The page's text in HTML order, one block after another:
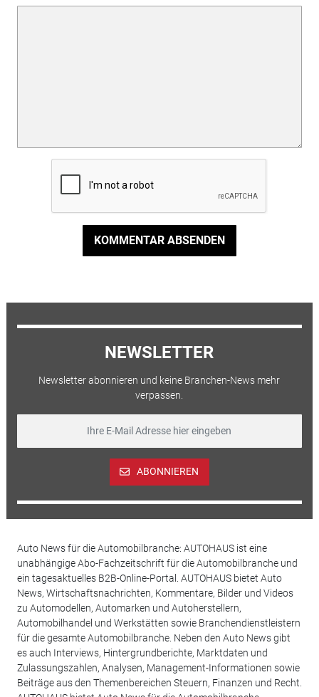
KOMMENTAR ABSENDEN
NEWSLETTER
Newsletter abonnieren und keine Branchen-News mehr
verpassen.
ABONNIEREN
Auto News für die Automobilbranche: AUTOHAUS ist eine
unabhängige Abo-Fachzeitschrift für die Automobilbranche und
ein tagesaktuelles B2B-Online-Portal. AUTOHAUS bietet Auto
News, Wirtschaftsnachrichten, Kommentare, Bilder und Videos
zu Automodellen, Automarken und Autoherstellern,
Automobilhandel und Werkstätten sowie Branchendienstleistern
für die gesamte Automobilbranche. Neben den Auto News gibt
es auch Interviews, Hintergrundberichte, Marktdaten und
Zulassungszahlen, Analysen, Management-Informationen sowie
Beiträge aus den Themenbereichen Steuern, Finanzen und Recht.